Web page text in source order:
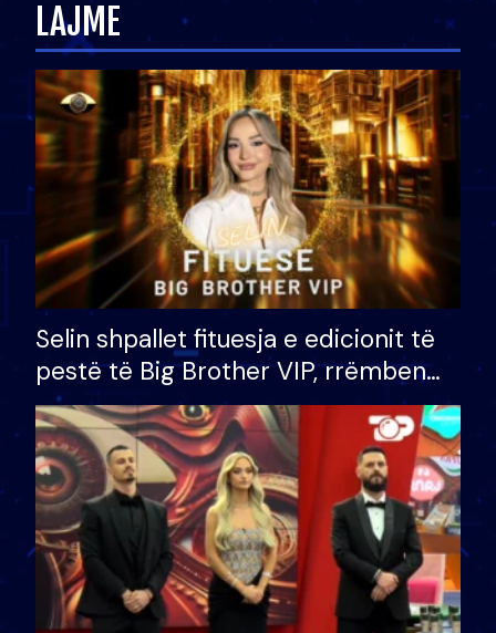
LAJME
Selin shpallet fituesja e edicionit të
pestë të Big Brother VIP, rrëmben
çmimin e madh prej 100 mijë eurosh